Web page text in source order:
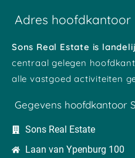
Adres hoofdkantoor
Sons Real Estate is
centraal gelegen
alle vastgoed activiteiten
Gegevens hoofdkantoor
Sons Real Estate
Laan van Ypenburg 100